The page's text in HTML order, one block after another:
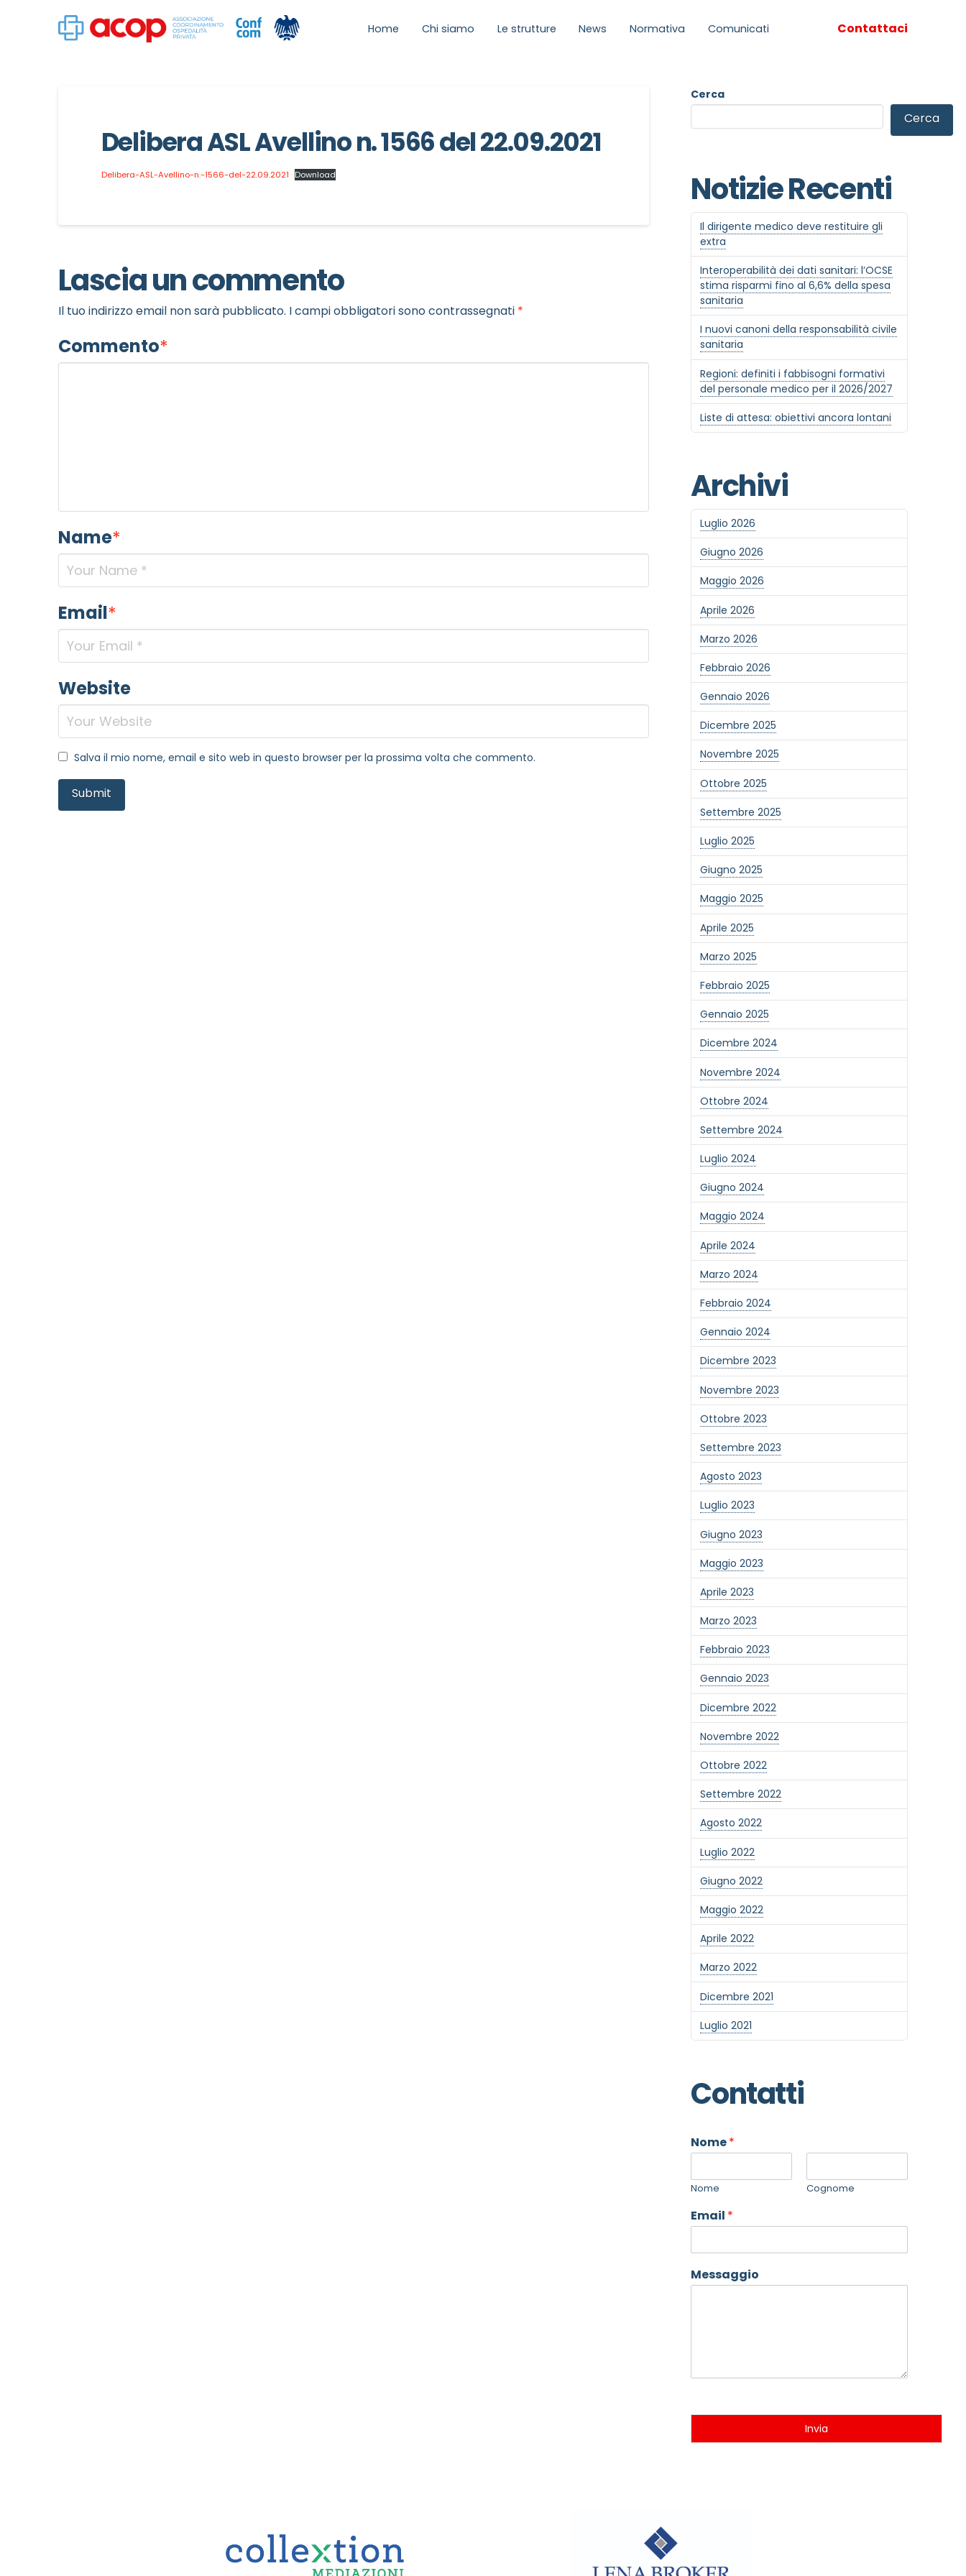
Home Chi siamo Le strutture News Normativa Comunicati Contattaci
Delibera ASL Avellino n. 1566 del 22.09.2021
Delibera-ASL-Avellino-n.-1566-del-22.09.2021 Download
Lascia un commento
Il tuo indirizzo email non sarà pubblicato. I campi obbligatori sono contrassegnati *
Commento*
Name*
Email*
Website
Salva il mio nome, email e sito web in questo browser per la prossima volta che commento.
Cerca
Cerca
Notizie Recenti
Il dirigente medico deve restituire gli
extra
Interoperabilità dei dati sanitari: l’OCSE
stima risparmi fino al 6,6% della spesa
sanitaria
I nuovi canoni della responsabilità civile
sanitaria
Regioni: definiti i fabbisogni formativi
del personale medico per il 2026/2027
Liste di attesa: obiettivi ancora lontani
Archivi
Luglio 2026
Giugno 2026
Maggio 2026
Aprile 2026
Marzo 2026
Febbraio 2026
Gennaio 2026
Dicembre 2025
Novembre 2025
Ottobre 2025
Settembre 2025
Luglio 2025
Giugno 2025
Maggio 2025
Aprile 2025
Marzo 2025
Febbraio 2025
Gennaio 2025
Dicembre 2024
Novembre 2024
Ottobre 2024
Settembre 2024
Luglio 2024
Giugno 2024
Maggio 2024
Aprile 2024
Marzo 2024
Febbraio 2024
Gennaio 2024
Dicembre 2023
Novembre 2023
Ottobre 2023
Settembre 2023
Agosto 2023
Luglio 2023
Giugno 2023
Maggio 2023
Aprile 2023
Marzo 2023
Febbraio 2023
Gennaio 2023
Dicembre 2022
Novembre 2022
Ottobre 2022
Settembre 2022
Agosto 2022
Luglio 2022
Giugno 2022
Maggio 2022
Aprile 2022
Marzo 2022
Dicembre 2021
Luglio 2021
Contatti
Nome*
Nome Cognome
Email *
Messaggio
Invia
Desidero rimanere aggiornato sulle ultime novità dell'Associazione tramite l'iscrizione alla newsletter